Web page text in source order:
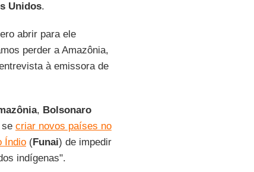
Unidos.
abrir para ele
perder a Amazônia,
à emissora de
, Bolsonaro
criar novos países no
Índio(Funai) de impedir
indígenas".